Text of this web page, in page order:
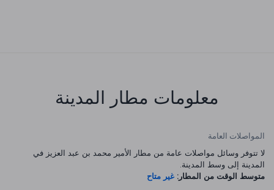
معلومات مطار المدينة
المواصلات العامة
لا تتوفر وسائل مواصلات عامة من مطار الأمير محمد بن عبد العزيز في
المدينة إلى وسط المدينة.
متوسط الوقت من المطار: غير متاح